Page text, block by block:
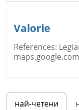
Valorie
References:
Име*
най-четени